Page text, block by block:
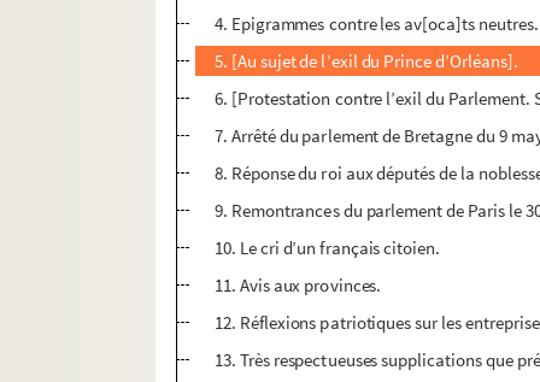
4. Epigrammes contre les av[oca]ts neutres.
5. [Au sujet de l’exil du Prince d’Orléans].
6. [Protestation contre l’exil du Parlement.
7. Arrêté du parlement de Bretagne du 9
8. Réponse du roi aux députés de la
9. Remontrances du parlement de Paris le
10. Le cri d’un français citoien.
11. Avis aux provinces.
12. Réflexions patriotiques sur les
13. Très respectueuses supplications que